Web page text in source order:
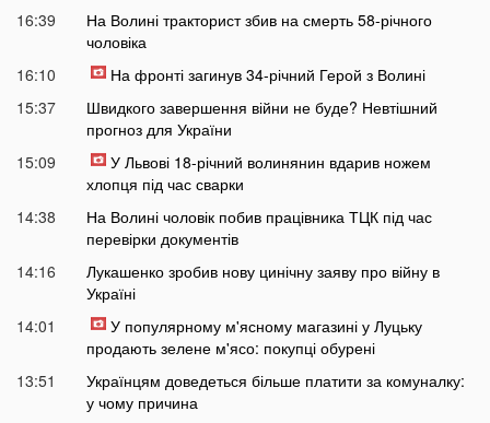
16:39
На Волині тракторист збив на смерть 58-річного
чоловіка
16:10
На фронті загинув 34-річний Герой з Волині
15:37
Швидкого завершення війни не буде? Невтішний
прогноз для України
15:09
У Львові 18-річний волинянин вдарив ножем
хлопця під час сварки
14:38
На Волині чоловік побив працівника ТЦК під час
перевірки документів
14:16
Лукашенко зробив нову цинічну заяву про війну в
Україні
14:01
У популярному м'ясному магазині у Луцьку
продають зелене м'ясо: покупці обурені
13:51
Українцям доведеться більше платити за комуналку:
у чому причина